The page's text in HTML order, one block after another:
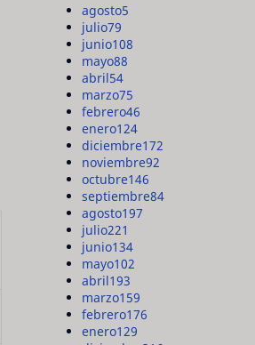
agosto5
julio79
junio108
mayo88
abril54
marzo75
febrero46
enero124
diciembre172
noviembre92
octubre146
septiembre84
agosto197
julio221
junio134
mayo102
abril193
marzo159
febrero176
enero129